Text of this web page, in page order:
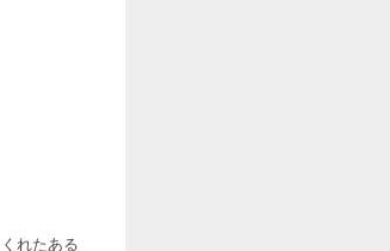
れたある